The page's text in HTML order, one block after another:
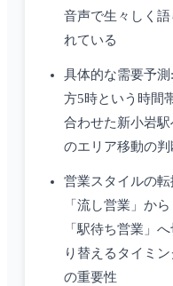
音声で生々しく語
れている
具体的な需要予測
方5時という時間
合わせた新小岩駅
のエリア移動の判
営業スタイルの転
「流し営業」から
「駅待ち営業」へ
り替えるタイミン
の重要性